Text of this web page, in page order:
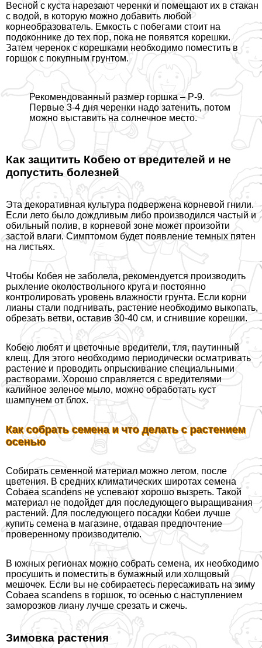
Весной с куста нарезают черенки и помещают их в стакан
с водой, в которую можно добавить любой
корнеобразователь. Емкость с побегами стоит на
подоконнике до тех пор, пока не появятся корешки.
Затем черенок с корешками необходимо поместить в
горшок с покупным грунтом.
Рекомендованный размер горшка – Р-9.
Первые 3-4 дня черенки надо затенить, потом
можно выставить на солнечное место.
Как защитить Кобею от вредителей и не
допустить болезней
Эта декоративная культура подвержена корневой гнили.
Если лето было дождливым либо производился частый и
обильный полив, в корневой зоне может произойти
застой влаги. Симптомом будет появление темных пятен
на листьях.
Чтобы Кобея не заболела, рекомендуется производить
рыхление околоствольного круга и постоянно
контролировать уровень влажности грунта. Если корни
лианы стали подгнивать, растение необходимо выкопать,
обрезать ветви, оставив 30-40 см, и сгнившие корешки.
Кобею любят и цветочные вредители, тля, паутинный
клещ. Для этого необходимо периодически осматривать
растение и проводить опрыскивание специальными
растворами. Хорошо справляется с вредителями
калийное зеленое мыло, можно обработать куст
шампунем от блох.
Как собрать семена и что делать с растением
осенью
Собирать семенной материал можно летом, после
цветения. В средних климатических широтах семена
Cobaea scandens не успевают хорошо вызреть. Такой
материал не подойдет для последующего выращивания
растений. Для последующего посадки Кобеи лучше
купить семена в магазине, отдавая предпочтение
проверенному производителю.
В южных регионах можно собрать семена, их необходимо
просушить и поместить в бумажный или холщовый
мешочек. Если вы не собираетесь пересаживать на зиму
Cobaea scandens в горшок, то осенью с наступлением
заморозков лиану лучше срезать и сжечь.
Зимовка растения